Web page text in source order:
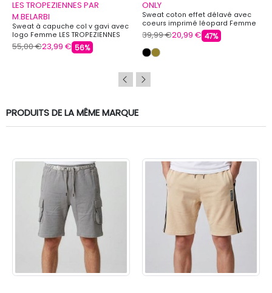
LES TROPEZIENNES PAR
M.BELARBI
Sweat à capuche col v gavi avec
logo Femme LES TROPEZIENNES
PAR M.BELARBI
55,00 €23,99 € 56%
ONLY
Sweat coton effet délavé avec
coeurs imprimé léopard Femme
ONLY
39,99 €20,99 € 47%
PRODUITS DE LA MÊME MARQUE